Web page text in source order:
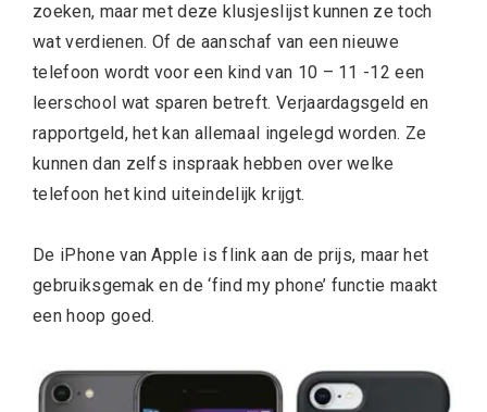
zoeken, maar met deze klusjeslijstkunnen ze toch
wat verdienen. Of de aanschaf van een nieuwe
telefoon wordt voor een kind van 10 – 11 -12 een
leerschool wat sparen betreft. Verjaardagsgeld en
rapportgeld, het kan allemaal ingelegd worden. Ze
kunnen dan zelfs inspraak hebben over welke
telefoon het kind uiteindelijk krijgt.
De iPhone van Apple is flink aan de prijs, maar het
gebruiksgemak en de ‘find my phone’ functie maakt
een hoop goed.